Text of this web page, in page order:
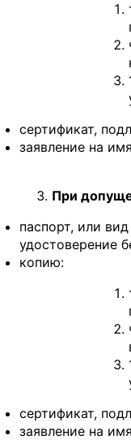
сертификат,
заявление на
При
паспорт, или
удостоверение
копию:
сертификат,
заявление на